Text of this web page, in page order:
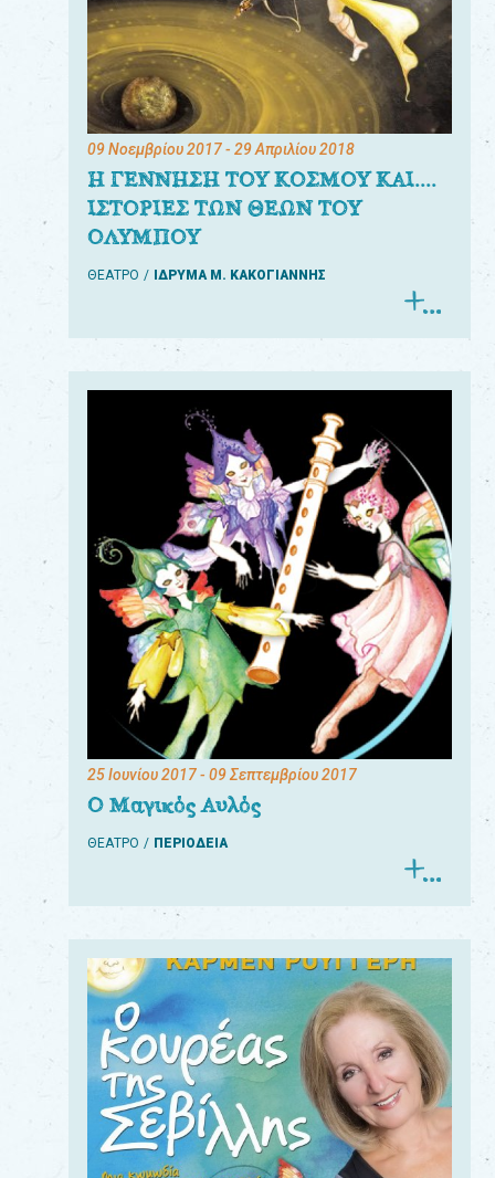
09 Νοεμβρίου 2017- 29 Απριλίου 2018
Η ΓΕΝΝΗΣΗ ΤΟΥ ΚΟΣΜΟΥ ΚΑΙ....
ΙΣΤΟΡΙΕΣ ΤΩΝ ΘΕΩΝ ΤΟΥ
ΟΛΥΜΠΟΥ
ΘΕΑΤΡΟ ΙΔΡΥΜΑ Μ. ΚΑΚΟΓΙΑΝΝΗΣ
25 Ιουνίου 2017- 09 Σεπτεμβρίου 2017
Ο Μαγικός Αυλός
ΘΕΑΤΡΟ ΠΕΡΙΟΔΕΙΑ